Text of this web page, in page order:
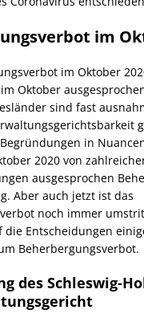
im
im Oktober
Oktober
sind fast
in
2020 von
ausgesprochen
Aber auch jetzt ist das
noch immer
die Entscheidungen
Beherbergungsverbot.
des Schleswig-